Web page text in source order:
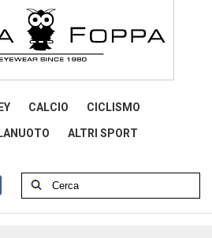
CALCIO CICLISMO
ALTRI SPORT